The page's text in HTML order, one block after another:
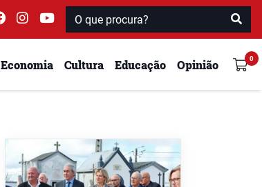
Economia Cultura Educação Opinião